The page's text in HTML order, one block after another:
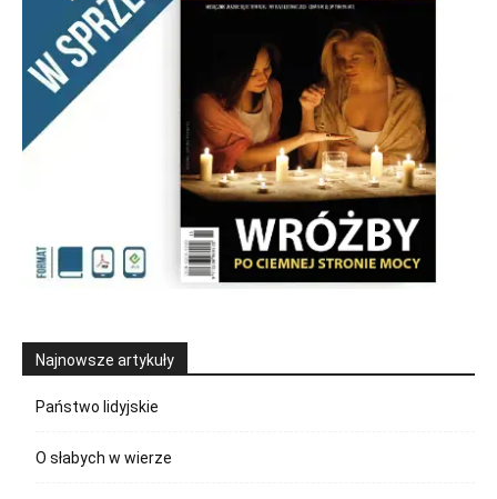
Najnowsze artykuły
Państwo lidyjskie
O słabych w wierze